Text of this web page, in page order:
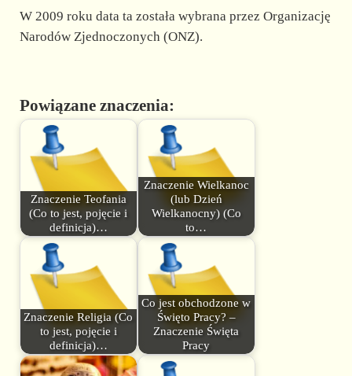
W 2009 roku data ta została wybrana przez Organizację
Narodów Zjednoczonych (ONZ).
Powiązane znaczenia:
Znaczenie Teofania
(Co to jest, pojęcie i
definicja)…
Znaczenie Wielkanoc
(lub Dzień
Wielkanocny) (Co
to…
Znaczenie Religia (Co
to jest, pojęcie i
definicja)…
Co jest obchodzone w
Święto Pracy? –
Znaczenie Święta
Pracy